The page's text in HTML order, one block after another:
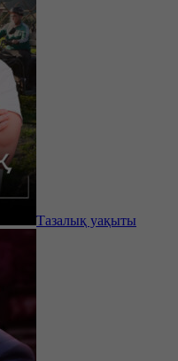
Тазалық уақыты